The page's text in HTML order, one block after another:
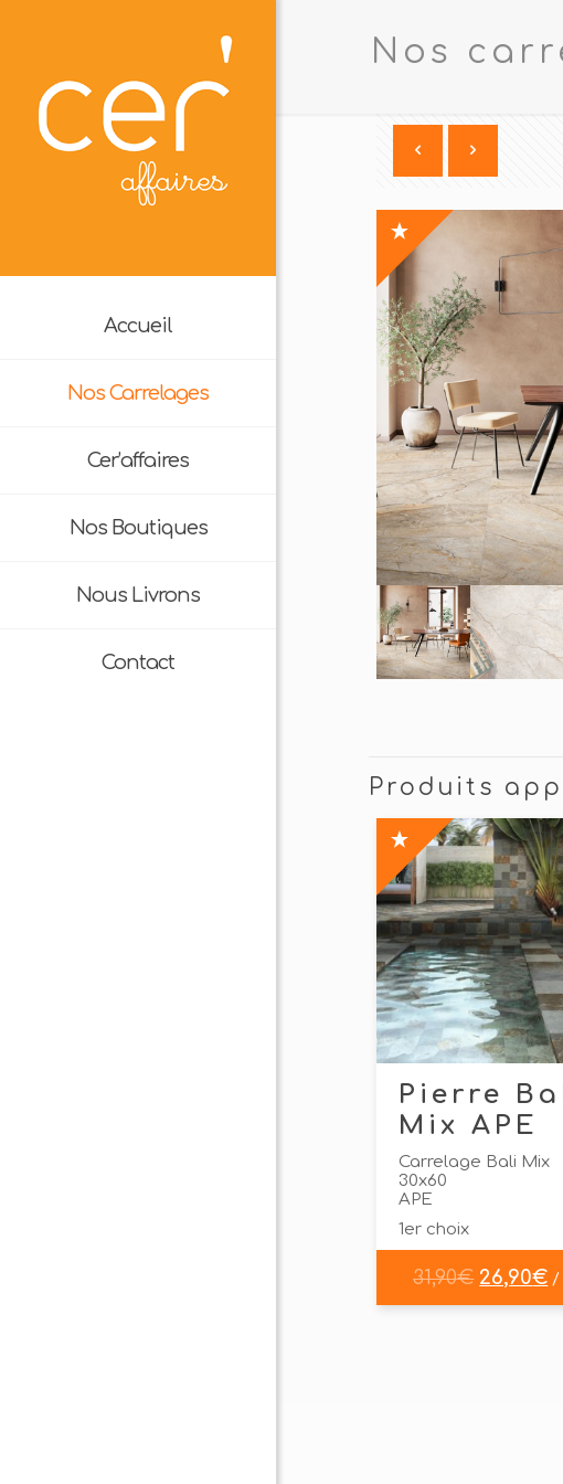
Accueil
Nos Carrelages
Cer’affaires
Nos Boutiques
Nous Livrons
Contact
Nos
Produits
Pierre
Mix APE
Carrelage Bali Mix
30x60
APE
1er choix
31,90€ 26,90€ /